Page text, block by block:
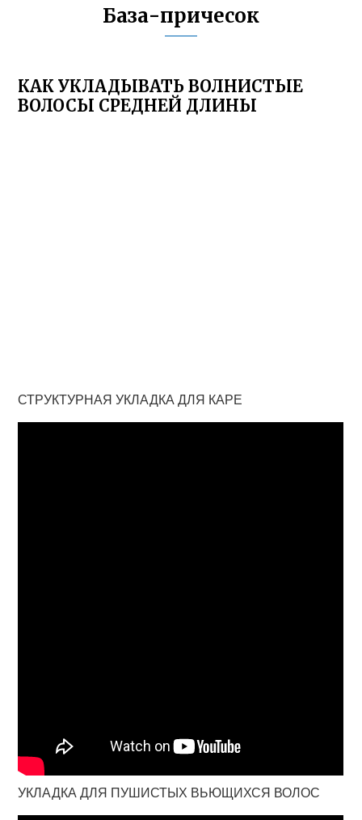
База-причесок
КАК УКЛАДЫВАТЬ ВОЛНИСТЫЕ
ВОЛОСЫ СРЕДНЕЙ ДЛИНЫ
СТРУКТУРНАЯ УКЛАДКА ДЛЯ КАРЕ
УКЛАДКА ДЛЯ ПУШИСТЫХ ВЬЮЩИХСЯ ВОЛОС